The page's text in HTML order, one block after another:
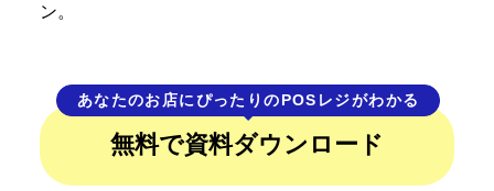
ン。
あなたのお店にぴったりのPOSレジがわかる
無料で資料ダウンロード